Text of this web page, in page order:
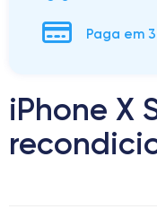
Paga em
iPhone X